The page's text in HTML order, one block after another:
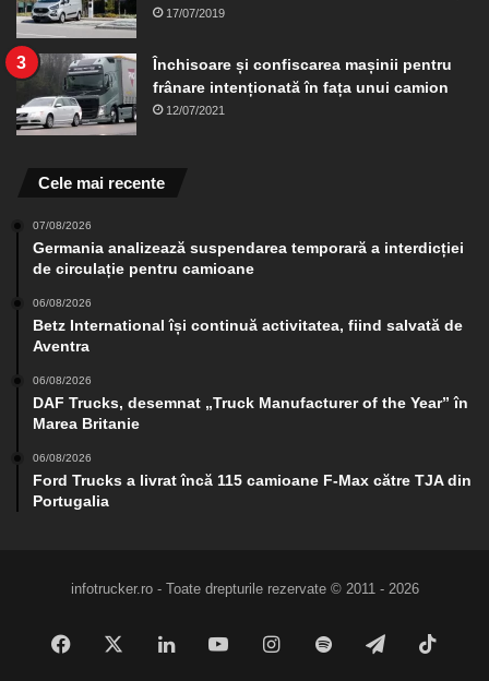
17/07/2019
Închisoare și confiscarea mașinii pentru
frânare intenționată în fața unui camion
12/07/2021
Cele mai recente
07/08/2026
Germania analizează suspendarea temporară a interdicției
de circulație pentru camioane
06/08/2026
Betz International își continuă activitatea, fiind salvată de
Aventra
06/08/2026
DAF Trucks, desemnat „Truck Manufacturer of the Year” în
Marea Britanie
06/08/2026
Ford Trucks a livrat încă 115 camioane F-Max către TJA din
Portugalia
infotrucker.ro - Toate drepturile rezervate © 2011 - 2026
Facebook LinkedInYouTubeInstagram
Spotify Telegram